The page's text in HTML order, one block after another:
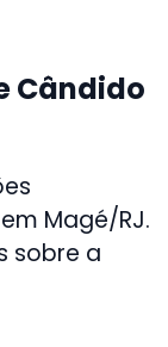
Cândido
Magé/RJ.
sobre a